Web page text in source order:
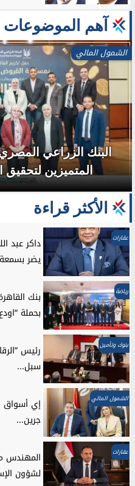
آهم الموضوعات
الشمول المالي
البنك الزراعي
المتميزين لتحقيق
الأكثر قراءة
عقارات
داكر عبد
يضر
رياضة
بنك
بحملة
بنوك وتأمين
رئيس
سبل...
الشمول المالي
إي أسواق
جرين...
عقارات
المهندس
لشؤون